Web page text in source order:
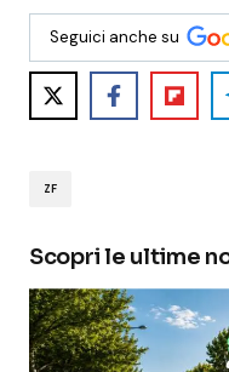
Seguici anche su
ZF
Scopri le ultime